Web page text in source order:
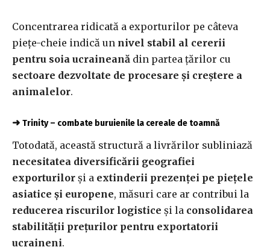
Concentrarea ridicată a exporturilor pe câteva
piețe-cheie indică un nivel stabil al cererii
pentru soia ucraineană din partea țărilor cu
sectoare dezvoltate de procesare și creștere a
animalelor.
➜ Trinity – combate buruienile la cereale de toamnă
Totodată, această structură a livrărilor subliniază
necesitatea diversificării geografiei
exporturilor și a extinderii prezenței pe piețele
asiatice și europene, măsuri care ar contribui la
reducerea riscurilor logistice și la consolidarea
stabilității prețurilor pentru exportatorii
ucraineni.